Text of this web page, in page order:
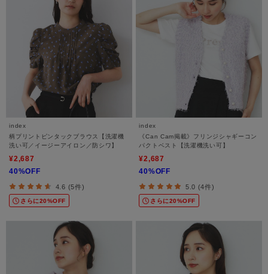
index
柄プリントピンタックブラウス【洗濯機
洗い可／イージーアイロン／防シワ】
¥2,687
40%OFF
4.6 (5件)
さらに20%OFF
index
《Can Cam掲載》フリンジシャギーコン
パクトベスト【洗濯機洗い可】
¥2,687
40%OFF
5.0 (4件)
さらに20%OFF